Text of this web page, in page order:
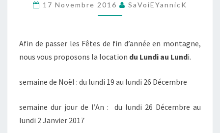
ET
17 Novembre 2016 SaVoiEYannicK
Afin de passer les Fêtes de fin d’année en montagne,
nous vous proposons la location du Lundi au Lundi.
semaine de Noël : du lundi 19 au lundi 26 Décembre
semaine dur jour de l’An : du lundi 26 Décembre au
lundi 2 Janvier 2017